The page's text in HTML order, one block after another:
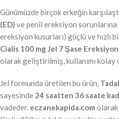
Günümüzde birçok erkeğin
(ED) ve penil ereksiyon
ereksiyon kusurları) güçlü ve hızlı
Cialis 100 mg Jel 7 Şase
olarak geliştirilmiş, kullanımı kolay
Jel formunda üretilen bu ürün,
sayesinde 24 saatten 36 saate
vadeder. eczanekapida.com olarak